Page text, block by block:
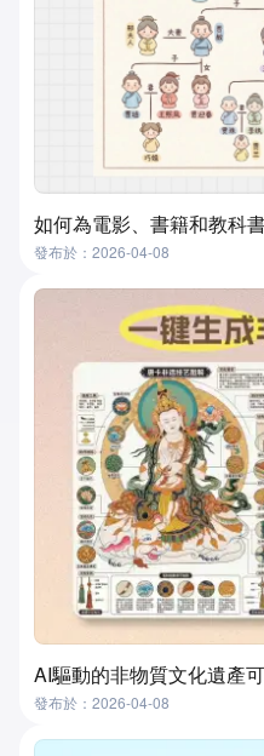
發布於：2026-04-08
發布於：2026-04-08